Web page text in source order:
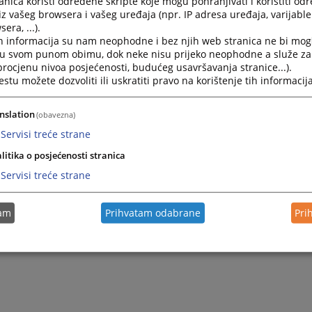
starijih ljudi iz Novog Grada, sud u Novom Gradu (
je krajem prve decenije XX vijeka. Zgrada suda se
Opština Novi Grad.
sud je uselio u novu namjenski izgrađenu zgradu gdje
za mjesto Bosanski Novi prvi put je spomenut od
latinskim nazivom „CASTRUM NOVUM“ što u prevodu
vašeg browsera i vašeg uređaja (npr. IP adresa uređaja,
...).
informacija su nam neophodne i bez njih web stranica ne bi
svom punom obimu, dok neke nisu prijeko neophodne a služe
nivoa posjećenosti, budućeg usavršavanja stranice...).
možete dozvoliti ili uskratiti pravo na korištenje tih
(obavezna)
Servisi treće strane
o posjećenosti stranica
Servisi treće strane
Prihvatam odabrane